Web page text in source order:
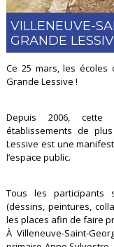
VILLENEUVE-
GRANDE
Ce 25 mars, les écoles
Grande Lessive !
Depuis 2006, cette
établissements de
Lessive est une
l’espace public.
Tous les participants
(dessins, peintures,
les places afin de faire
À Villeneuve-Saint-